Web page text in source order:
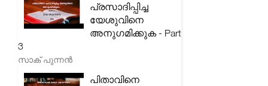
പ്രസാദിപ്പിച്ച
യേശുവിനെ
അനുഗമിക്കുക - Part
3
സാക് പുന്നൻ
പിതാവിനെ